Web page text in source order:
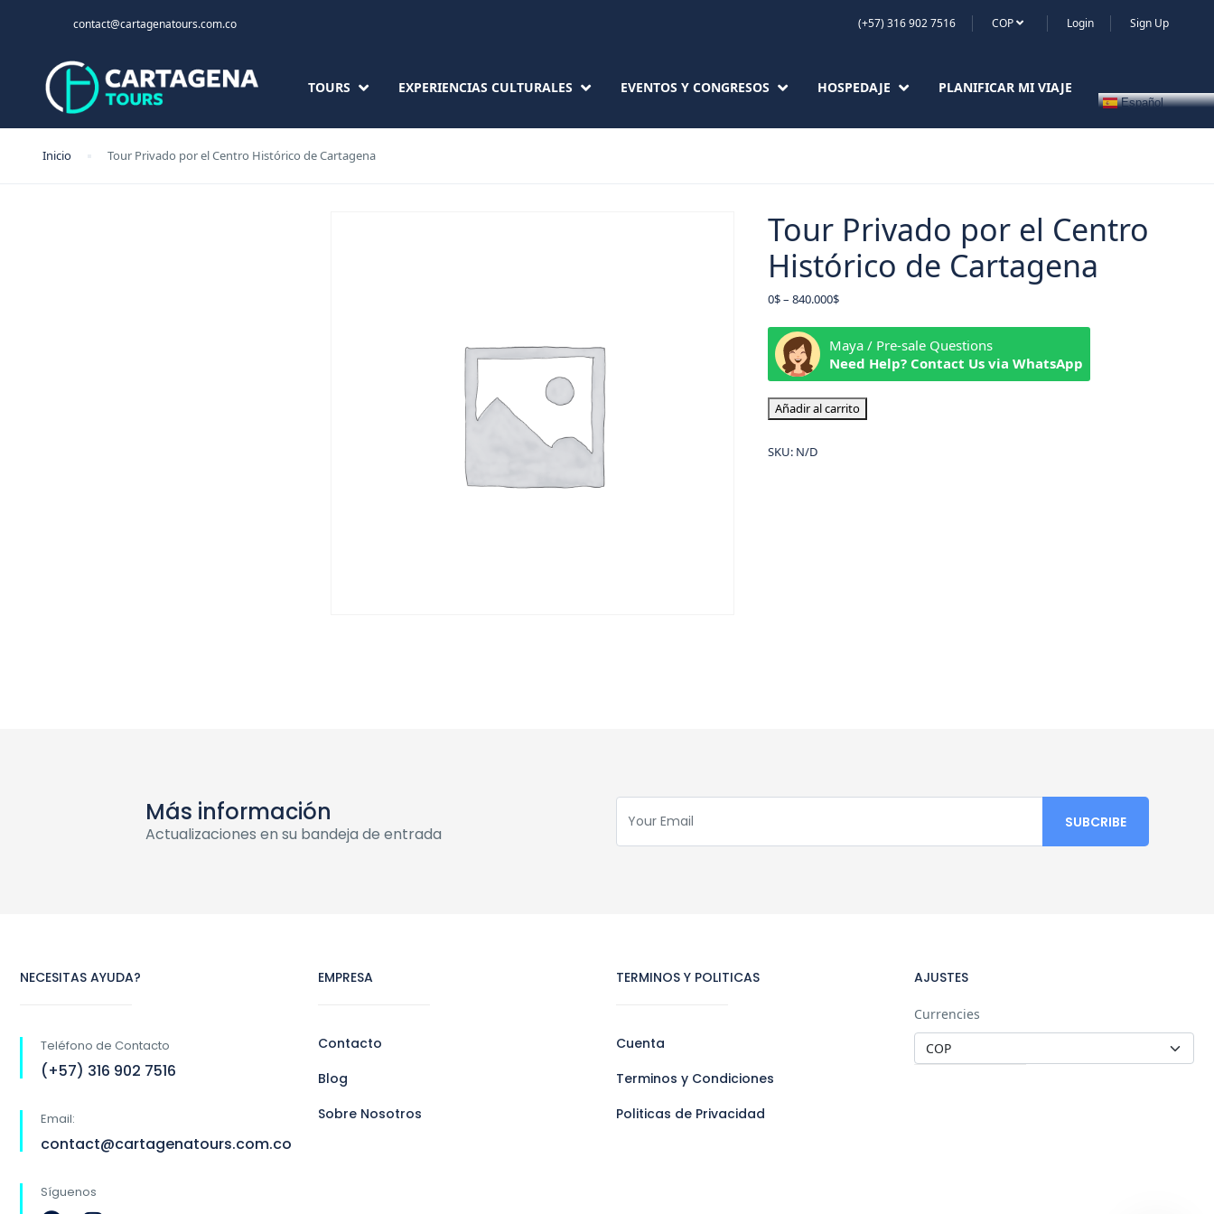
contact@cartagenatours.com.co (+57) 316 902 7516 COP Login Sign Up
TOURS EXPERIENCIAS CULTURALES EVENTOS Y CONGRESOS HOSPEDAJE PLANIFICAR MI VIAJE
Español
Inicio Tour Privado por el Centro Histórico de Cartagena
Tour Privado por el Centro
Histórico de Cartagena
0$– 840.000$
Maya / Pre-sale Questions
Need Help? Contact Us via WhatsApp
Añadir al carrito
SKU: N/D
Más información
Actualizaciones en su bandeja de entrada
NECESITAS AYUDA?
Teléfono de Contacto
(+57) 316 902 7516
Email:
contact@cartagenatours.com.co
Síguenos
EMPRESA
Contacto
Blog
Sobre Nosotros
TERMINOS Y POLITICAS
Cuenta
Terminos y Condiciones
Politicas de Privacidad
AJUSTES
Currencies